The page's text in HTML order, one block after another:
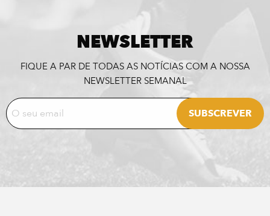
NEWSLETTER
FIQUE A PAR DE TODAS AS NOTÍCIAS COM A NOSSA
NEWSLETTER SEMANAL